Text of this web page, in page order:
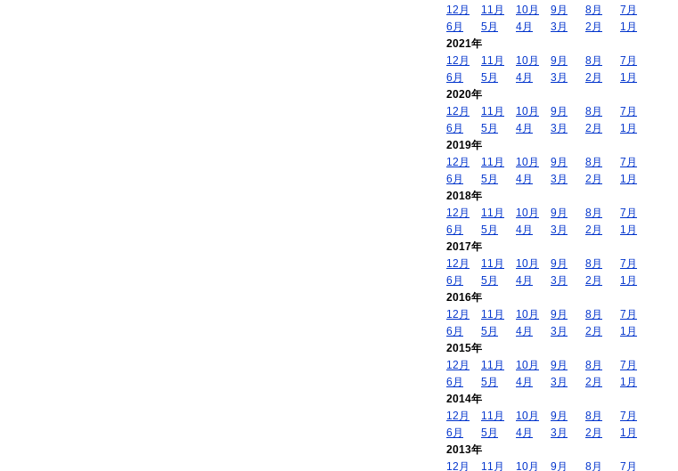
12月
11月 10月 9月 8月
7月
6月
5月 4月 3月 2月
1月
2021年
12月
11月 10月 9月 8月
7月
6月
5月 4月 3月 2月
1月
2020年
12月
11月 10月 9月 8月
7月
6月
5月 4月 3月 2月
1月
2019年
12月
11月 10月 9月 8月
7月
6月
5月 4月 3月 2月
1月
2018年
12月
11月 10月 9月 8月
7月
6月
5月 4月 3月 2月
1月
2017年
12月
11月 10月 9月 8月
7月
6月
5月 4月 3月 2月
1月
2016年
12月
11月 10月 9月 8月
7月
6月
5月 4月 3月 2月
1月
2015年
12月
11月 10月 9月 8月
7月
6月
5月 4月 3月 2月
1月
2014年
12月
11月 10月 9月 8月
7月
6月
5月 4月 3月 2月
1月
2013年
12月
11月 10月 9月 8月 7月